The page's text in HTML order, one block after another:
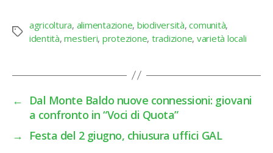
Tag
agricoltura, alimentazione, biodiversità,comunità,
identità,mestieri, protezione, tradizione, varietà locali
←
Dal Monte Baldo nuove connessioni: giovani
a confronto in “Voci di Quota”
→
Festa del 2 giugno, chiusura uffici GAL